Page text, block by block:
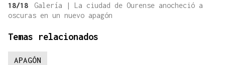
18/18
Galería | La ciudad de Ourense anocheció a
oscuras en un nuevo apagón
Temas relacionados
APAGÓN